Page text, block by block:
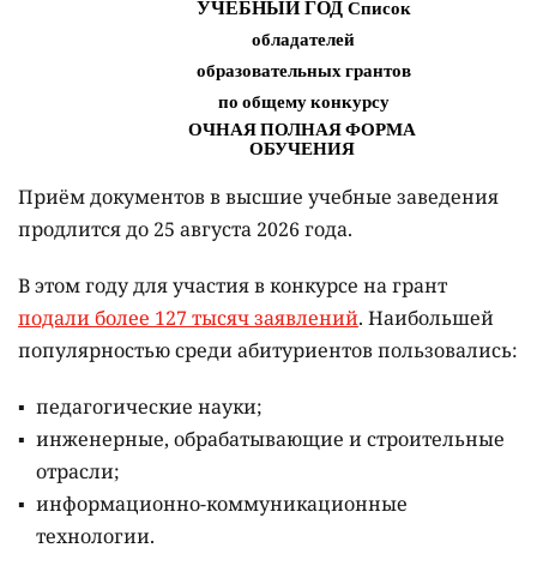
Приём документов в высшие учебные заведения
продлится до 25 августа 2026 года.
В этом году для участия в конкурсе на грант
подали более 127 тысяч заявлений. Наибольшей
популярностью среди абитуриентов пользовались:
педагогические науки;
инженерные, обрабатывающие и строительные
отрасли;
информационно-коммуникационные
технологии.